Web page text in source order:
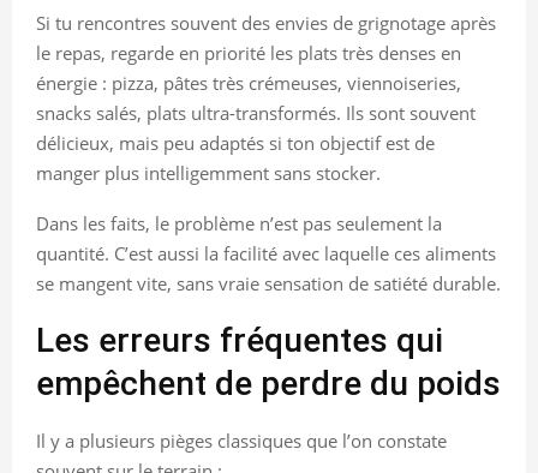
Si tu rencontres souvent des envies de grignotage après
le repas, regarde en priorité les plats très denses en
énergie : pizza, pâtes très crémeuses, viennoiseries,
snacks salés, plats ultra-transformés. Ils sont souvent
délicieux, mais peu adaptés si ton objectif est de
manger plus intelligemment sans stocker.
Dans les faits, le problème n’est pas seulement la
quantité. C’est aussi la facilité avec laquelle ces aliments
se mangent vite, sans vraie sensation de satiété durable.
Les erreurs fréquentes qui
empêchent de perdre du poids
Il y a plusieurs pièges classiques que l’on constate